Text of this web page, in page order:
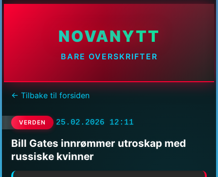
NOVANYTT
BARE OVERSKRIFTER
← Tilbake til forsiden
VERDEN 25.02.2026 12:11
Bill Gates innrømmer utroskap med
russiske kvinner